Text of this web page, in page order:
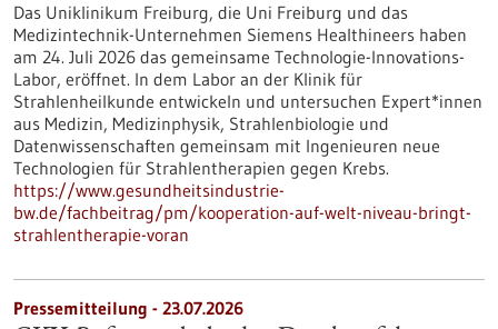
Das Uniklinikum Freiburg, die Uni Freiburg und das
Medizintechnik-Unternehmen Siemens Healthineers haben
am 24. Juli 2026 das gemeinsame Technologie-Innovations-
Labor, eröffnet. In dem Labor an der Klinik für
Strahlenheilkunde entwickeln und untersuchen Expert*innen
aus Medizin, Medizinphysik, Strahlenbiologie und
Datenwissenschaften gemeinsam mit Ingenieuren neue
Technologien für Strahlentherapien gegen Krebs.
https://www.gesundheitsindustrie-
bw.de/fachbeitrag/pm/kooperation-auf-welt-niveau-bringt-
strahlentherapie-voran
Pressemitteilung - 23.07.2026